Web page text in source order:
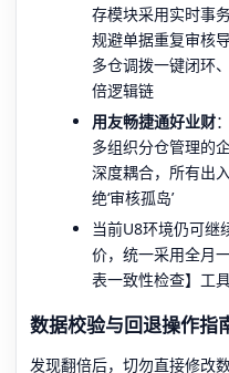
存模块采用实时事
规避单据重复审核
多仓调拨一键闭环
倍逻辑链
用友畅捷通好业财
多组织分仓管理的
深度耦合，所有出
绝‘审核孤岛’
当前U8环境仍可继
价，统一采用全月
表一致性检查】工
数据校验与回退操作指
发现翻倍后，切勿直接修改